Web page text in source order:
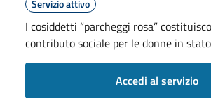
Servizio attivo
I cosiddetti “parcheggi rosa”
contributo sociale per le donne in
Accedi al servizio